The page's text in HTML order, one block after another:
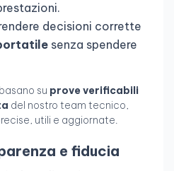
decisioni corrette
senza spendere
su prove verificabili
del nostro team tecnico,
utili e aggiornate.
e fiducia